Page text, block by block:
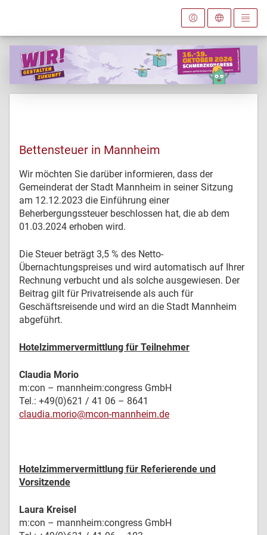
Bettensteuer in Mannheim
Wir möchten Sie darüber informieren, dass der
Gemeinderat der Stadt Mannheim in seiner Sitzung
am 12.12.2023 die Einführung einer
Beherbergungssteuer beschlossen hat, die ab dem
01.03.2024 erhoben wird.
Die Steuer beträgt 3,5 % des Netto-
Übernachtungspreises und wird automatisch auf Ihrer
Rechnung verbucht und als solche ausgewiesen. Der
Beitrag gilt für Privatreisende als auch für
Geschäftsreisende und wird an die Stadt Mannheim
abgeführt.
Hotelzimmervermittlung für Teilnehmer
Claudia Morio
m:con – mannheim:congress GmbH
Tel.: +49(0)621 / 41 06 – 8641
claudia.morio@mcon-mannheim.de
Hotelzimmervermittlung für Referierende und
Vorsitzende
Laura Kreisel
m:con – mannheim:congress GmbH